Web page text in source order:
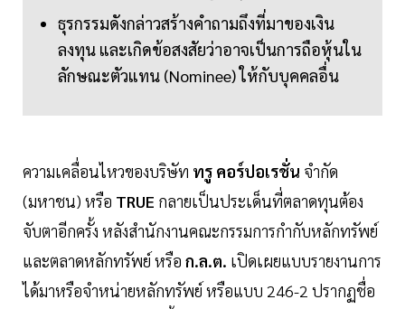
ธุรกรรมดังกล่าวสร้างคำถามถึงที่มาของเงิน
ลงทุน และเกิดข้อสงสัยว่าอาจเป็นการถือหุ้นใน
ลักษณะตัวแทน (Nominee) ให้กับบุคคลอื่น
ความเคลื่อนไหวของบริษัท ทรู คอร์ปอเรชั่น จำกัด
(มหาชน) หรือ TRUE กลายเป็นประเด็นที่ตลาดทุนต้อง
จับตาอีกครั้ง หลังสำนักงานคณะกรรมการกำกับหลักทรัพย์
และตลาดหลักทรัพย์ หรือ ก.ล.ต. เปิดเผยแบบรายงานการ
ได้มาหรือจำหน่ายหลักทรัพย์ หรือแบบ 246-2 ปรากฏชื่อ